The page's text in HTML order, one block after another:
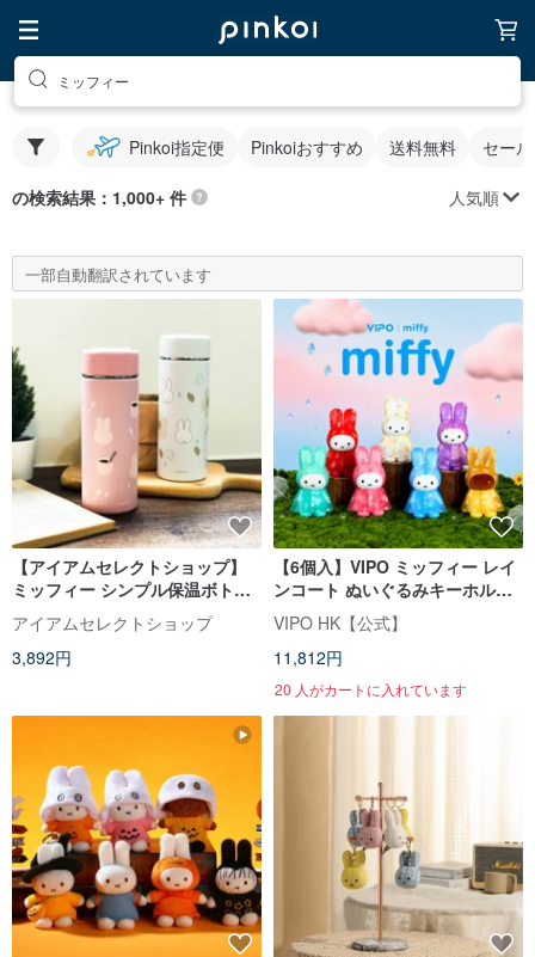
ミッフィー
Pinkoi指定便 Pinkoiおすすめ 送料無料 セー
の検索結果：1,000+ 件 人気順
一部自動翻訳されています
【アイアムセレクトショップ】
ミッフィー シンプル保温ボトル
300ml 保温カップ
アイアムセレクトショップ
3,892円
【6個入】VIPO ミッフィー レイ
ンコート ぬいぐるみキーホルダ
ー | ブラインドボックス(全7種)
VIPO HK【公式】
11,812円
20 人がカートに入れています